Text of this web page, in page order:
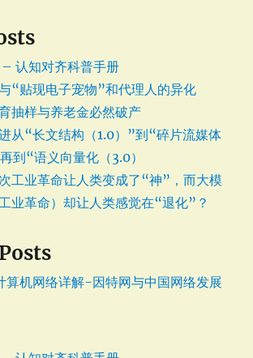
认知对齐科普手册
“贴现电子宠物”和代理人的异化
抽样与养老金必然破产
从“长文结构（1.0）”到“碎片流媒体
到“语义向量化（3.0）
工业革命让人类变成了“神”，而大模
业革命）却让人类感觉在“退化”？
算机网络详解-因特网与中国网络发展